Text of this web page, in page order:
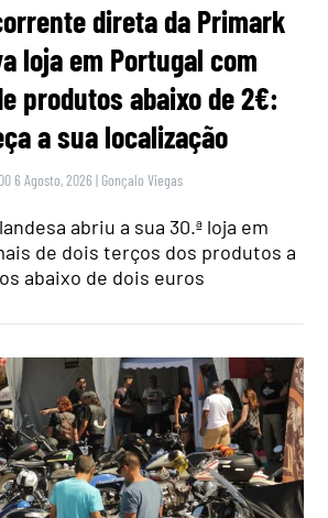
direta da Primark
loja em Portugal com
produtos abaixo de 2€:
a sua localização
6 Agosto, 2026 | Gonçalo Viegas
abriu a sua 30.ª loja em
de dois terços dos produtos a
abaixo de dois euros